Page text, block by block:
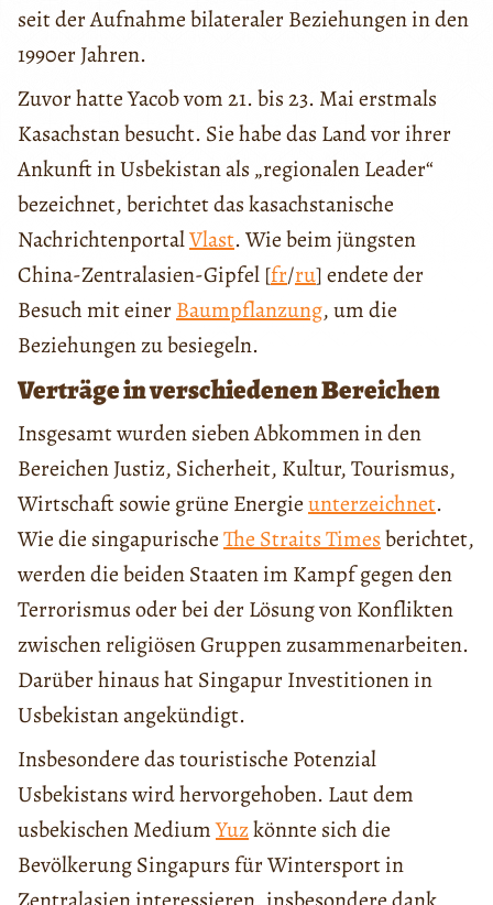
seit der Aufnahme bilateraler Beziehungen in den
1990er Jahren.
Zuvor hatte Yacob vom 21. bis 23. Mai erstmals
Kasachstan besucht. Sie habe das Land vor ihrer
Ankunft in Usbekistan als „regionalen Leader“
bezeichnet, berichtet das kasachstanische
NachrichtenportalVlast. Wie beim jüngsten
China-Zentralasien-Gipfel [fr/ru] endete der
Besuch mit einerBaumpflanzung, um die
Beziehungen zu besiegeln.
Verträge in verschiedenen Bereichen
Insgesamt wurden sieben Abkommen in den
Bereichen Justiz, Sicherheit, Kultur, Tourismus,
Wirtschaft sowie grüne Energieunterzeichnet.
Wie die singapurischeThe Straits Timesberichtet,
werden die beiden Staaten im Kampf gegen den
Terrorismus oder bei der Lösung von Konflikten
zwischen religiösen Gruppen zusammenarbeiten.
Darüber hinaus hat Singapur Investitionen in
Usbekistan angekündigt.
Insbesondere das touristische Potenzial
Usbekistans wird hervorgehoben. Laut dem
usbekischen MediumYuzkönnte sich die
Bevölkerung Singapurs für Wintersport in